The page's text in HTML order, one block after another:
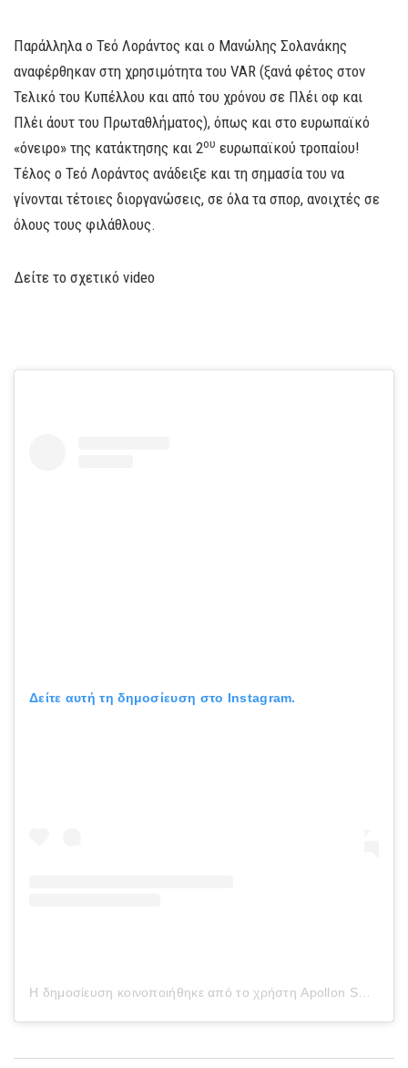
Παράλληλα ο Τεό Λοράντος και ο Μανώλης Σολανάκης
αναφέρθηκαν στη χρησιμότητα του VAR (ξανά φέτος στον
Τελικό του Κυπέλλου και από του χρόνου σε Πλέι οφ και
Πλέι άουτ του Πρωταθλήματος), όπως και στο ευρωπαϊκό
«όνειρο» της κατάκτησης και 2ου ευρωπαϊκού τροπαίου!
Τέλος ο Τεό Λοράντος ανάδειξε και τη σημασία του να
γίνονται τέτοιες διοργανώσεις, σε όλα τα σπορ, ανοιχτές σε
όλους τους φιλάθλους.
Δείτε τo σχετικό video
Δείτε αυτή τη δημοσίευση στο Instagram.